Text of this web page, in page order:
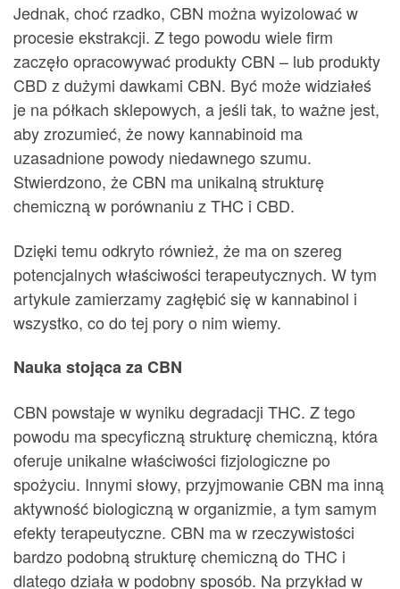
Jednak, choć rzadko, CBN można wyizolować w
procesie ekstrakcji. Z tego powodu wiele firm
zaczęło opracowywać produkty CBN – lub produkty
CBD z dużymi dawkami CBN. Być może widziałeś
je na półkach sklepowych, a jeśli tak, to ważne jest,
aby zrozumieć, że nowy kannabinoid ma
uzasadnione powody niedawnego szumu.
Stwierdzono, że CBN ma unikalną strukturę
chemiczną w porównaniu z THC i CBD.
Dzięki temu odkryto również, że ma on szereg
potencjalnych właściwości terapeutycznych. W tym
artykule zamierzamy zagłębić się w kannabinol i
wszystko, co do tej pory o nim wiemy.
Nauka stojąca za CBN
CBN powstaje w wyniku degradacji THC. Z tego
powodu ma specyficzną strukturę chemiczną, która
oferuje unikalne właściwości fizjologiczne po
spożyciu. Innymi słowy, przyjmowanie CBN ma inną
aktywność biologiczną w organizmie, a tym samym
efekty terapeutyczne. CBN ma w rzeczywistości
bardzo podobną strukturę chemiczną do THC i
dlatego działa w podobny sposób. Na przykład w